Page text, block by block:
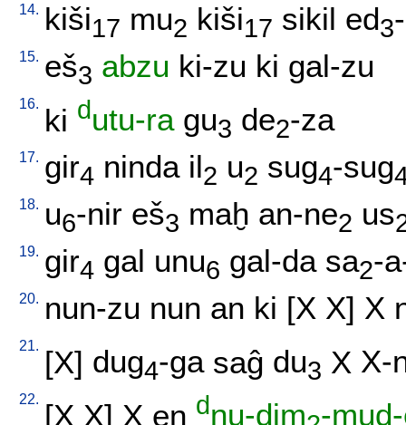
14. kiši17 mu2 kiši17 sikil ed3
15. eš3 abzu ki-zu ki gal-zu
16. ki dutu-ra gu3 de2-za
17. gir4 ninda il2 u2 sug4-sug
18. u6-nir eš3 maḫ an-ne2 us
19. gir4 gal unu6 gal-da sa2-
20. nun-zu nun an ki [X X] X
21. [X] dug4-ga saĝ du3 X X-
22. [X X] X en dnu-dim -